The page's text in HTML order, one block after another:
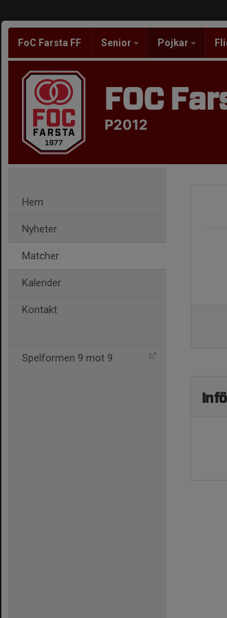
FoC Farsta FF Senior Pojkar
FOC
P2012
Hem
Nyheter
Matcher
Kalender
Kontakt
Spelformen 9 mot 9